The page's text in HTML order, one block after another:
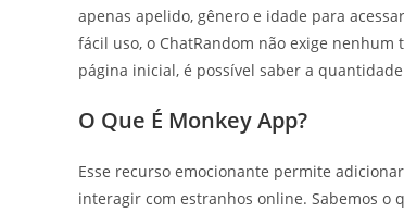
apenas apelido, gênero e idade para
fácil uso, o ChatRandom não exige
página inicial, é possível saber a
O Que É Monkey App?
Esse recurso emocionante permite
interagir com estranhos online. Sabemos